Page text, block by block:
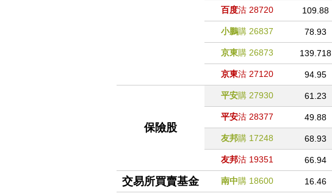
百度沽 28720 109.88
小鵬購 26837 78.93
京東購 26873 139.718
京東沽 27120 94.95
保險股
平安購 27930 61.23
平安沽 28377 49.88
友邦購 17248 68.93
友邦沽 19351 66.94
交易所買賣基金 南中購 18600 16.46